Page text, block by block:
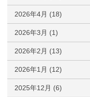
2026年4月 (18)
2026年3月 (1)
2026年2月 (13)
2026年1月 (12)
2025年12月 (6)